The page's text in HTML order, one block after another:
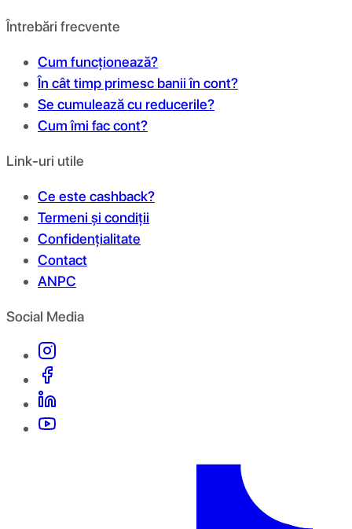
Întrebări frecvente
Cum funcționează?
În cât timp primesc banii în cont?
Se cumulează cu reducerile?
Cum îmi fac cont?
Link-uri utile
Ce este cashback?
Termeni și condiții
Confidențialitate
Contact
ANPC
Social Media